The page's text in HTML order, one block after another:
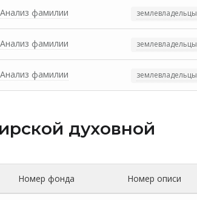
Анализ фамилии землевладельцы
Анализ фамилии землевладельцы
Анализ фамилии землевладельцы
духовной
Номер фонда Номер описи